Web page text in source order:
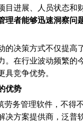
目进展、人员状态和
理者能够迅速洞察问
决策方式不仅提高
。在行业波动频繁的
具竞争优势。
优势
务管理软件，不得不
决方案提供商，泛普